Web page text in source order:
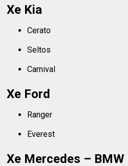
Xe Kia
Cerato
Seltos
Carnival
Xe Ford
Ranger
Everest
Xe Mercedes – BMW